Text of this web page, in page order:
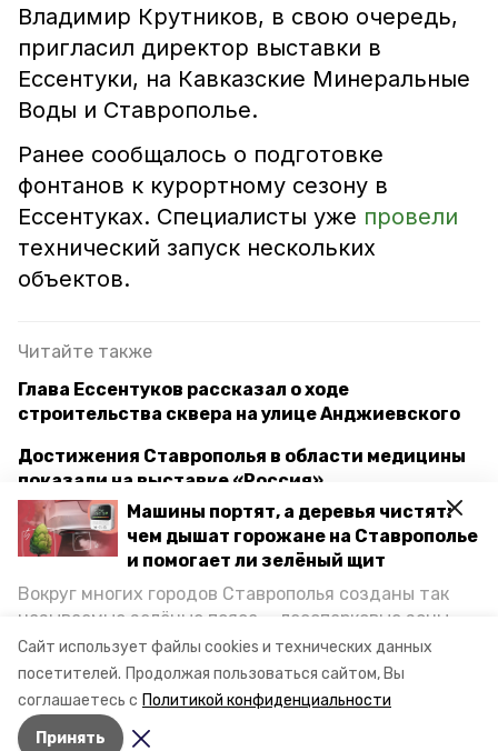
Сайт использует файлы cookies и технических данных
посетителей. Продолжая пользоваться сайтом, Вы
соглашаетесь с Политикой конфиденциальности
Принять
Машины портят, а деревья чистят:
чем дышат горожане на Ставрополье
и помогает ли зелёный щит
Вокруг многих городов Ставрополья созданы так
называемые зелёные пояса — лесопарковые зоны,
снижающие негативное воздействие выхлопных
газов на атмосферу. Справляются ли они с
постоянно растущим потоком автотранспорта и
каким воздухом дышат жители края, узнала
корреспондент «Победы26».
Владимир Крутников, в свою очередь,
пригласил директор выставки в
Ессентуки, на Кавказские Минеральные
Воды и Ставрополье.
Ранее сообщалось о подготовке
фонтанов к курортному сезону в
Ессентуках. Специалисты уже провели
технический запуск нескольких
объектов.
Читайте также
Глава Ессентуков рассказал о ходе
строительства сквера на улице Анджиевского
Достижения Ставрополья в области медицины
показали на выставке «Россия»
День науки отметили на ставропольском стенде
выставки «Россия»
ставропольский край
Авторы: Никита Боксёров